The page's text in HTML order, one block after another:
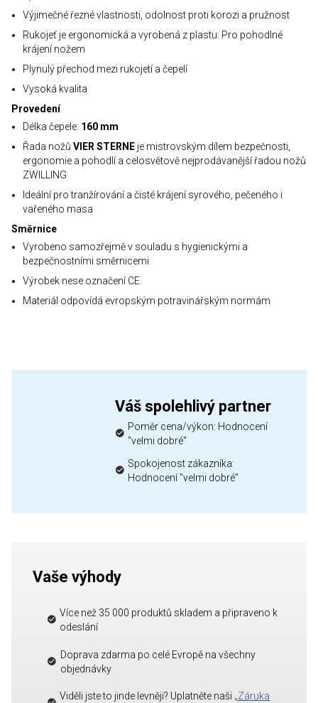
Výjimečné řezné vlastnosti, odolnost proti korozi a pružnost
Rukojeť je ergonomická a vyrobená z plastu: Pro pohodlné
krájení nožem
Plynulý přechod mezi rukojetí a čepelí
Vysoká kvalita
Provedení
Délka čepele: 160 mm
Řada nožů VIER STERNE je mistrovským dílem bezpečnosti,
ergonomie a pohodlí a celosvětově nejprodávanější řadou nožů
ZWILLING
Ideální pro tranžírování a čisté krájení syrového, pečeného i
vařeného masa
Směrnice
Vyrobeno samozřejmě v souladu s hygienickými a
bezpečnostními směrnicemi
Výrobek nese označení CE.
Materiál odpovídá evropským potravinářským normám
Váš spolehlivý partner
Poměr cena/výkon: Hodnocení
"velmi dobré"
Spokojenost zákazníka:
Hodnocení "velmi dobré"
Vaše výhody
Více než 35 000 produktů skladem a připraveno k
odeslání
Doprava zdarma po celé Evropě na všechny
objednávky
Viděli jste to jinde levněji? Uplatněte naši „Záruka